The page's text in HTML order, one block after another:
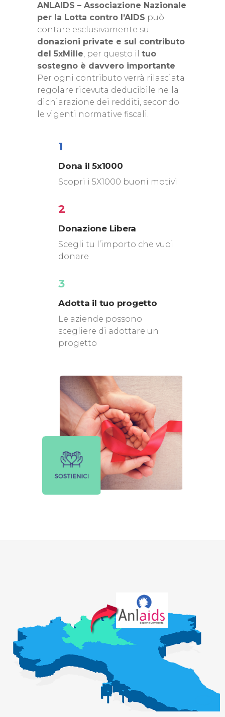
ANLAIDS – Associazione Nazionale
per la Lotta contro l’AIDS può
contare esclusivamente su
donazioni private e sul contributo
del 5xMille, per questo il tuo
sostegno è davvero importante.
Per ogni contributo verrà rilasciata
regolare ricevuta deducibile nella
dichiarazione dei redditi, secondo
le vigenti normative fiscali.
1
Dona il 5x1000
Scopri i 5X1000 buoni motivi
2
Donazione Libera
Scegli tu l’importo che vuoi
donare
3
Adotta il tuo progetto
Le aziende possono
scegliere di adottare un
progetto